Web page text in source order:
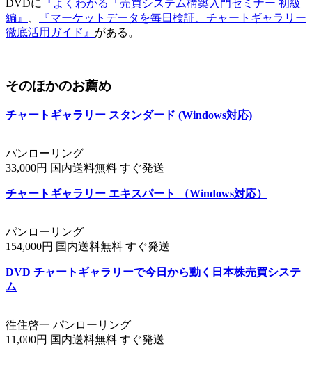
DVDに 『よくわかる「売買システム構築入門セミナー 初級
編』
、
『マーケットデータを毎日検証、チャートギャラリー
徹底活用ガイド』 がある。
そのほかのお薦め
チャートギャラリー スタンダード (Windows対応)
パンローリング
33,000円 国内送料無料 すぐ発送
チャートギャラリー エキスパート （Windows対応）
パンローリング
154,000円 国内送料無料 すぐ発送
DVD チャートギャラリーで今日から動く日本株売買システ
ム
徃住啓一 パンローリング
11,000円 国内送料無料 すぐ発送